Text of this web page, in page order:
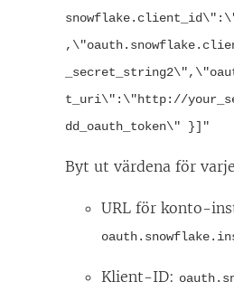
t_uri\":\"http://
dd_oauth_token\" }]"
Byt ut värdena för
URL för konto-
Klient-ID: